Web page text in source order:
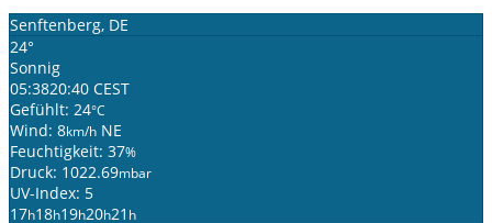
Senftenberg, DE
24°
Sonnig
05:3820:40 CEST
Gefühlt: 24°C
Wind: 8km/h NE
Feuchtigkeit: 37%
Druck: 1022.69mbar
UV-Index: 5
17h18h19h20h21 h